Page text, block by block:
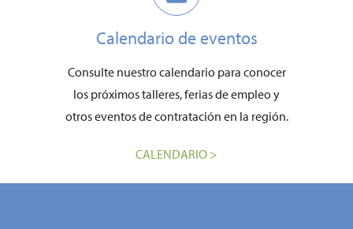
Calendario de eventos
Consulte nuestro calendario para conocer
los próximos talleres, ferias de empleo y
otros eventos de contratación en la región.
CALENDARIO >